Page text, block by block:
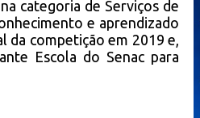
categoria de Serviços de
e aprendizado
da competição em 2019 e,
Escola do Senac para